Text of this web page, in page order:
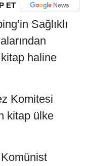
ET
Sağlıklı
kitap haline
Komitesi
kitap ülke